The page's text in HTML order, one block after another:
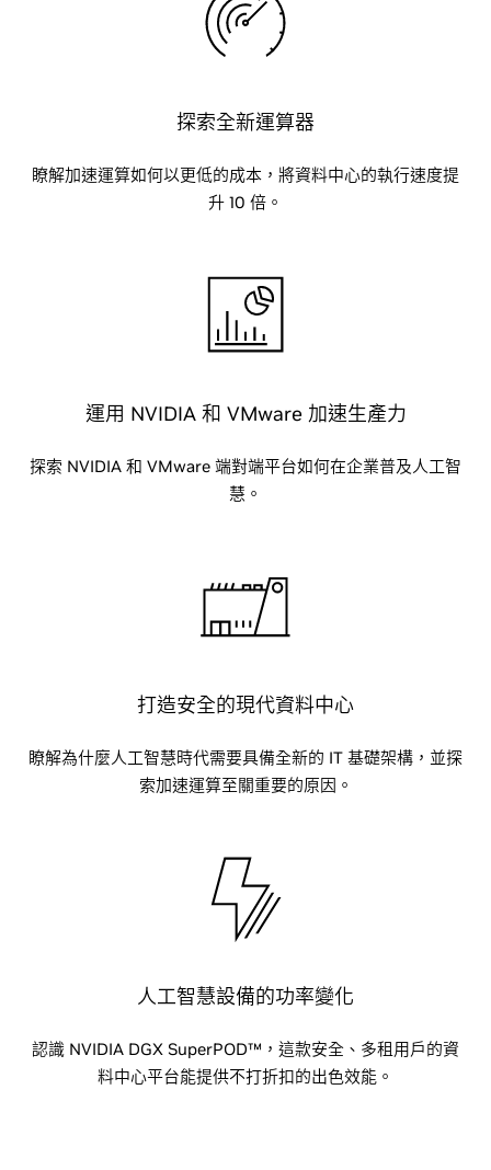
探索全新運算器
瞭解加速運算如何以更低的成本，將資料中心的執行速度提
升 10 倍。
運用 NVIDIA 和 VMware 加速生產力
探索 NVIDIA 和 VMware 端對端平台如何在企業普及人工智
慧。
打造安全的現代資料中心
瞭解為什麼人工智慧時代需要具備全新的 IT 基礎架構，並探
索加速運算至關重要的原因。
人工智慧設備的功率變化
認識 NVIDIA DGX SuperPOD™，這款安全、多租用戶的資
料中心平台能提供不打折扣的出色效能。